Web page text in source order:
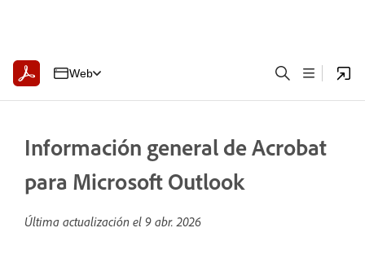
Web
Información general de Acrobat
para Microsoft Outlook
Última actualización el 9 abr. 2026